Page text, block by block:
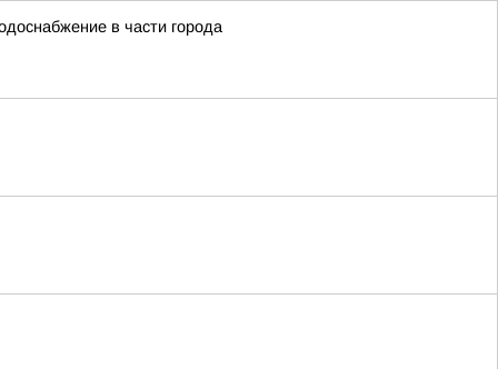
в части города